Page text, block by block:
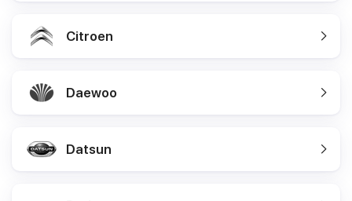
Citroen
Daewoo
Datsun